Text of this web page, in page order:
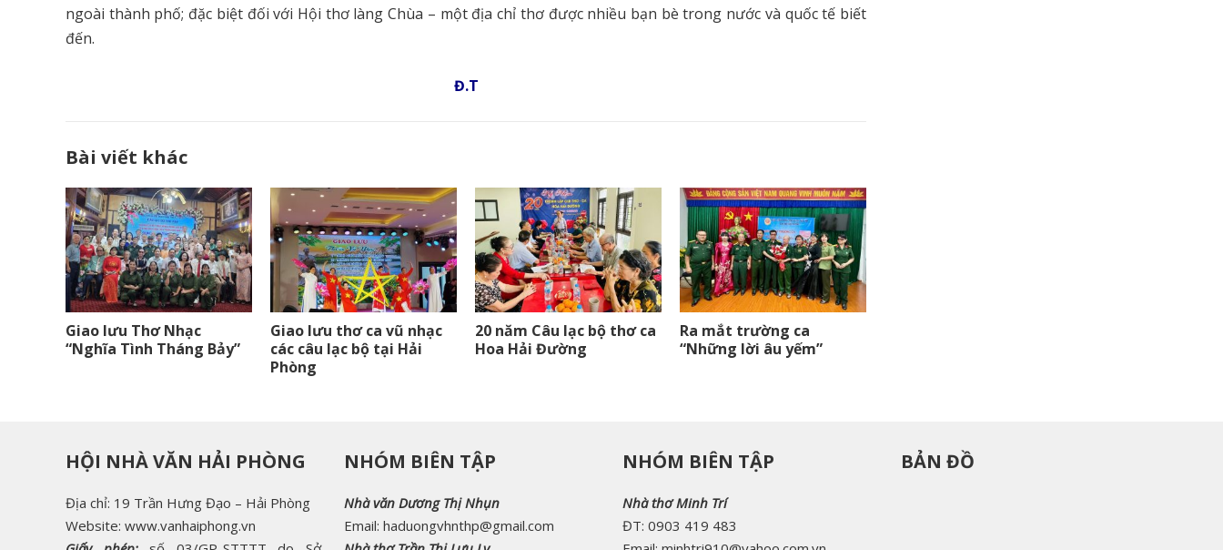
ngoài thành phố; đặc biệt đối với Hội thơ làng Chùa – một địa chỉ thơ được nhiều bạn bè trong nước và quốc tế biết
đến.
Đ.T
Bài viết khác
Giao lưu Thơ Nhạc
“Nghĩa Tình Tháng Bảy”
Giao lưu thơ ca vũ nhạc
các câu lạc bộ tại Hải
Phòng
20 năm Câu lạc bộ thơ ca
Hoa Hải Đường
Ra mắt trường ca
“Những lời âu yếm”
HỘI NHÀ VĂN HẢI PHÒNG
Địa chỉ: 19 Trần Hưng Đạo – Hải Phòng
Website: www.vanhaiphong.vn
NHÓM BIÊN TẬP
Nhà văn Dương Thị Nhụn
Email: haduongvhnthp@gmail.com
NHÓM BIÊN TẬP
Nhà thơ Minh Trí
ĐT: 0903 419 483
BẢN ĐỒ